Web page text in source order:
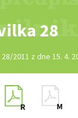
28
2011 z dne 15. 4.